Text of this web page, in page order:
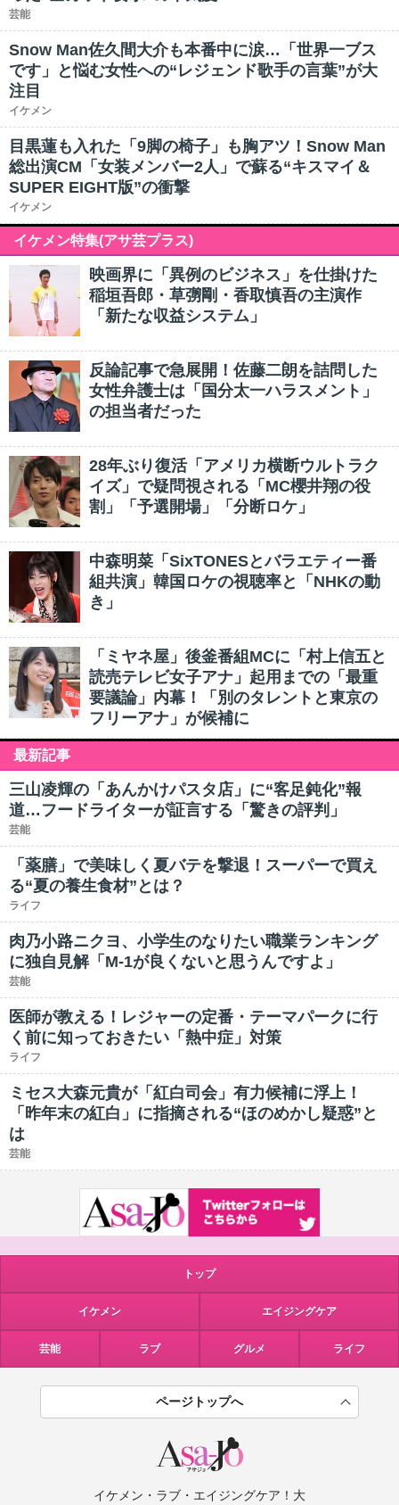
芸能
Snow Man佐久間大介も本番中に涙…「世界一ブス
です」と悩む女性への“レジェンド歌手の言葉”が大
注目
イケメン
目黒蓮も入れた「9脚の椅子」も胸アツ！Snow Man
総出演CM「女装メンバー2人」で蘇る“キスマイ＆
SUPER EIGHT版”の衝撃
イケメン
イケメン特集(アサ芸プラス)
映画界に「異例のビジネス」を仕掛けた
稲垣吾郎・草彅剛・香取慎吾の主演作
「新たな収益システム」
反論記事で急展開！佐藤二朗を詰問した
女性弁護士は「国分太一ハラスメント」
の担当者だった
28年ぶり復活「アメリカ横断ウルトラク
イズ」で疑問視される「MC櫻井翔の役
割」「予選開場」「分断ロケ」
中森明菜「SixTONESとバラエティー番
組共演」韓国ロケの視聴率と「NHKの動
き」
「ミヤネ屋」後釜番組MCに「村上信五と
読売テレビ女子アナ」起用までの「最重
要議論」内幕！「別のタレントと東京の
フリーアナ」が候補に
最新記事
三山凌輝の「あんかけパスタ店」に“客足鈍化”報
道…フードライターが証言する「驚きの評判」
芸能
「薬膳」で美味しく夏バテを撃退！スーパーで買え
る“夏の養生食材”とは？
ライフ
肉乃小路ニクヨ、小学生のなりたい職業ランキング
に独自見解「M-1が良くないと思うんですよ」
芸能
医師が教える！レジャーの定番・テーマパークに行
く前に知っておきたい「熱中症」対策
ライフ
ミセス大森元貴が「紅白司会」有力候補に浮上！
「昨年末の紅白」に指摘される“ほのめかし疑惑”と
は
芸能
トップ
イケメン エイジングケア
芸能 ラブ グルメ ライフ
ページトップへ
イケメン・ラブ・エイジングケア！大